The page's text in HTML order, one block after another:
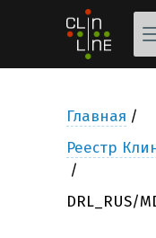
Главная
Реестр
DRL_RUS/